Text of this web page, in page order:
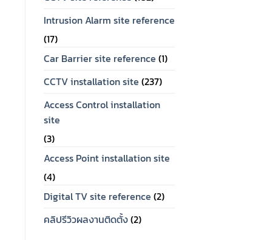
Original
was:
2,450.
Current
is:
Intrusion Alarm site reference
(17)
Car Barrier site reference (1)
CCTV installation site (237)
Access Control installation
site
(3)
Access Point installation site
(4)
Digital TV site reference (2)
คลิปรีวิวผลงานติดตั้ง(2)